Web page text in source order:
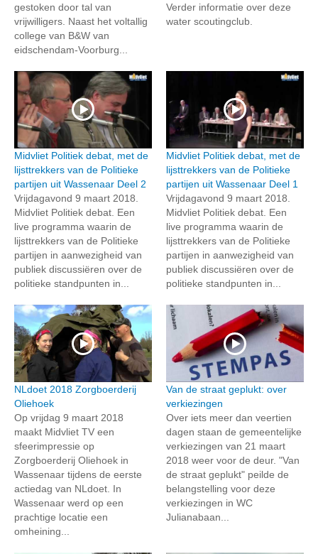
gestoken door tal van
vrijwilligers. Naast het voltallig
college van B&W van
eidschendam-Voorburg...
Verder informatie over deze
water scoutingclub.
Midvliet Politiek debat, met de
lijsttrekkers van de Politieke
partijen uit Wassenaar Deel 2
Vrijdagavond 9 maart 2018.
Midvliet Politiek debat. Een
live programma waarin de
lijsttrekkers van de Politieke
partijen in aanwezigheid van
publiek discussiëren over de
politieke standpunten in...
Midvliet Politiek debat, met de
lijsttrekkers van de Politieke
partijen uit Wassenaar Deel 1
Vrijdagavond 9 maart 2018.
Midvliet Politiek debat. Een
live programma waarin de
lijsttrekkers van de Politieke
partijen in aanwezigheid van
publiek discussiëren over de
politieke standpunten in...
NLdoet 2018 Zorgboerderij
Oliehoek
Op vrijdag 9 maart 2018
maakt Midvliet TV een
sfeerimpressie op
Zorgboerderij Oliehoek in
Wassenaar tijdens de eerste
actiedag van NLdoet. In
Wassenaar werd op een
prachtige locatie een
omheining...
Van de straat geplukt: over
verkiezingen
Over iets meer dan veertien
dagen staan de gemeentelijke
verkiezingen van 21 maart
2018 weer voor de deur. "Van
de straat geplukt" peilde de
belangstelling voor deze
verkiezingen in WC
Julianabaan...